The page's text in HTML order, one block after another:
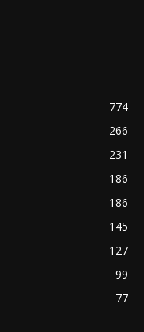
774
266
231
186
186
145
127
99
77